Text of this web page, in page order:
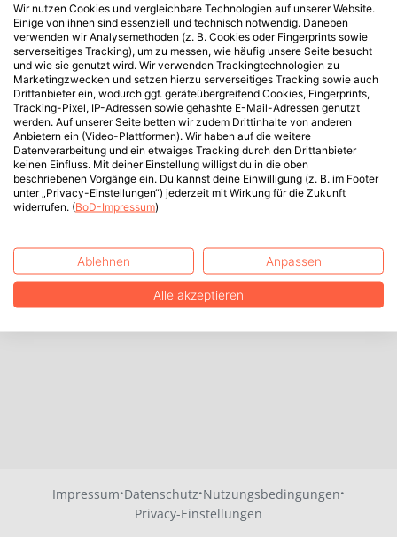
Impressum·Datenschutz·Nutzungsbedingungen·
Privacy-Einstellungen
Wir nutzen Cookies und vergleichbare Technologien auf unserer Website.
Einige von ihnen sind essenziell und technisch notwendig. Daneben
verwenden wir Analysemethoden (z. B. Cookies oder Fingerprints sowie
serverseitiges Tracking), um zu messen, wie häufig unsere Seite besucht
und wie sie genutzt wird. Wir verwenden Trackingtechnologien zu
Marketingzwecken und setzen hierzu serverseitiges Tracking sowie auch
Drittanbieter ein, wodurch ggf. geräteübergreifend Cookies, Fingerprints,
Tracking-Pixel, IP-Adressen sowie gehashte E-Mail-Adressen genutzt
werden. Auf unserer Seite betten wir zudem Drittinhalte von anderen
Anbietern ein (Video-Plattformen). Wir haben auf die weitere
Datenverarbeitung und ein etwaiges Tracking durch den Drittanbieter
keinen Einfluss. Mit deiner Einstellung willigst du in die oben
beschriebenen Vorgänge ein. Du kannst deine Einwilligung (z. B. im Footer
unter „Privacy-Einstellungen“) jederzeit mit Wirkung für die Zukunft
widerrufen. (BoD-Impressum)
Ablehnen Anpassen
Alle akzeptieren